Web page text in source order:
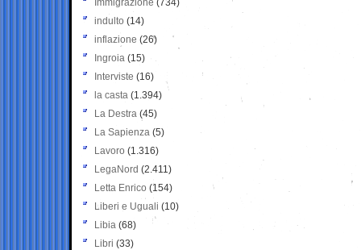
Immigrazione (734)
indulto (14)
inflazione (26)
Ingroia (15)
Interviste (16)
la casta (1.394)
La Destra (45)
La Sapienza (5)
Lavoro (1.316)
LegaNord (2.411)
Letta Enrico (154)
Liberi e Uguali (10)
Libia (68)
Libri (33)